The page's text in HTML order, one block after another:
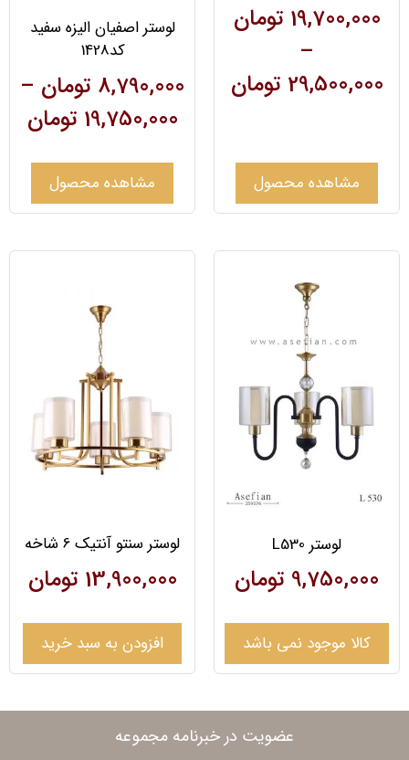
19,700,000 تومان
–
29,500,000 تومان
مشاهده محصول
لوستر اصفیان الیزه سفید
کد1428
8,790,000 تومان –
19,750,000 تومان
مشاهده محصول
لوستر L530
9,750,000 تومان
کالا موجود نمی باشد
لوستر سنتو آنتیک 6 شاخه
13,900,000 تومان
افزودن به سبد خرید
عضویت در خبرنامه مجموعه